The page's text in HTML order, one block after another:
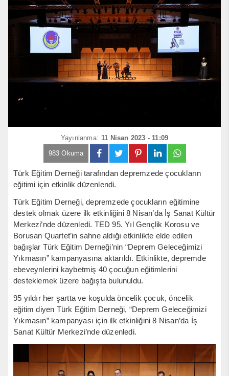
Yayınlanma: 11 Nisan 2023 - 11:09
983 Okuma
Türk Eğitim Derneği tarafından depremzede çocukların
eğitimi için etkinlik düzenlendi.
Türk Eğitim Derneği, depremzede çocukların eğitimine
destek olmak üzere ilk etkinliğini 8 Nisan’da İş Sanat Kültür
Merkezi’nde düzenledi. TED 95. Yıl Gençlik Korosu ve
Borusan Quartet’in sahne aldığı etkinlikte elde edilen
bağışlar Türk Eğitim Derneği’nin “Deprem Geleceğimizi
Yıkmasın” kampanyasına aktarıldı. Etkinlikte, depremde
ebeveynlerini kaybetmiş 40 çocuğun eğitimlerini
desteklemek üzere bağışta bulunuldu.
95 yıldır her şartta ve koşulda öncelik çocuk, öncelik
eğitim diyen Türk Eğitim Derneği, “Deprem Geleceğimizi
Yıkmasın” kampanyası için ilk etkinliğini 8 Nisan’da İş
Sanat Kültür Merkezi’nde düzenledi.